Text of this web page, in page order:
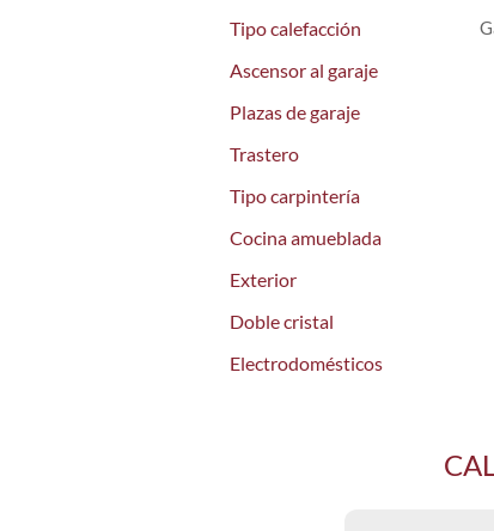
Tipo calefacción
Ascensor al garaje
Plazas de garaje
Trastero
Tipo carpintería
Cocina amueblada
Exterior
Doble cristal
Electrodomésticos